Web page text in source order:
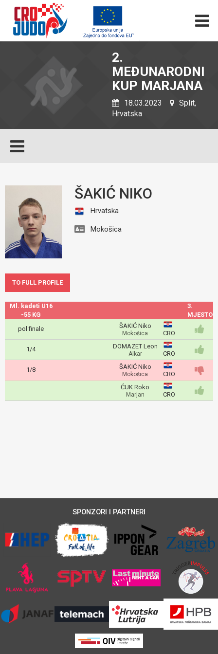
2.
MEĐUNARODNI
KUP MARJANA
18.03.2023
Split,
Hrvatska
ŠAKIĆ NIKO
Hrvatska
Mokošica
TO FULL PROFILE
Ml. kadeti U16
-55 KG
3.
MJESTO
pol finale
ŠAKIĆ Niko
Mokošica CRO
1/4 DOMAZET Leon
Alkar CRO
1/8 ŠAKIĆ Niko
Mokošica
CRO
ĆUK Roko
Marjan CRO
SPONZORI I PARTNERI